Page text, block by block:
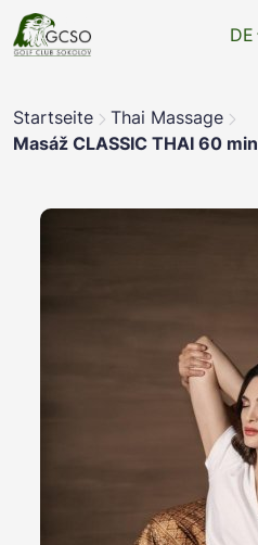
DE
Startseite
Thai Massage
Masáž CLASSIC THAI 60 min